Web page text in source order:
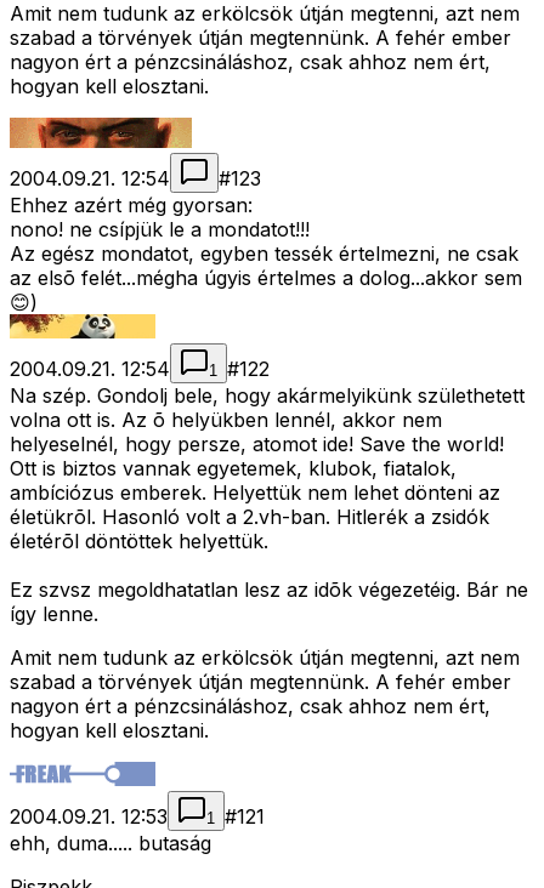
Amit nem tudunk az erkölcsök útján megtenni, azt nem
szabad a törvények útján megtennünk. A fehér ember
nagyon ért a pénzcsináláshoz, csak ahhoz nem ért,
hogyan kell elosztani.
2004.09.21. 12:54 #123
Ehhez azért még gyorsan:
nono! ne csípjük le a mondatot!!!
Az egész mondatot, egyben tessék értelmezni, ne csak
az elsõ felét...mégha úgyis értelmes a dolog...akkor sem
😊)
2004.09.21. 12:54 1 #122
Na szép. Gondolj bele, hogy akármelyikünk születhetett
volna ott is. Az õ helyükben lennél, akkor nem
helyeselnél, hogy persze, atomot ide! Save the world!
Ott is biztos vannak egyetemek, klubok, fiatalok,
ambíciózus emberek. Helyettük nem lehet dönteni az
életükrõl. Hasonló volt a 2.vh-ban. Hitlerék a zsidók
életérõl döntöttek helyettük.
Ez szvsz megoldhatatlan lesz az idõk végezetéig. Bár ne
így lenne.
Amit nem tudunk az erkölcsök útján megtenni, azt nem
szabad a törvények útján megtennünk. A fehér ember
nagyon ért a pénzcsináláshoz, csak ahhoz nem ért,
hogyan kell elosztani.
2004.09.21. 12:53 1 #121
ehh, duma..... butaság